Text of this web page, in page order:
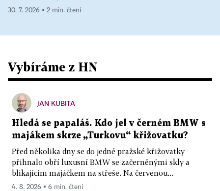
30. 7. 2026 ▪ 2 min. čtení
Vybíráme z HN
JAN KUBITA
Hledá se papaláš. Kdo jel v černém BMW s
majákem skrze „Turkovu“ křižovatku?
Před několika dny se do jedné pražské křižovatky
přihnalo obří luxusní BMW se začerněnými skly a
blikajícím majáčkem na střeše. Na červenou...
4. 8. 2026 ▪ 6 min. čtení